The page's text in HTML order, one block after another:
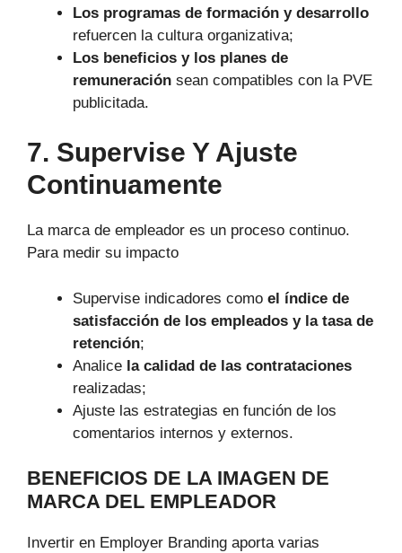
Los programas de formación y desarrollo
refuercen la cultura organizativa;
Los beneficios y los planes de
remuneración sean compatibles con la PVE
publicitada.
7. Supervise Y Ajuste
Continuamente
La marca de empleador es un proceso continuo.
Para medir su impacto
Supervise indicadores como el índice de
satisfacción de los empleados y la tasa de
retención;
Analice la calidad de las contrataciones
realizadas;
Ajuste las estrategias en función de los
comentarios internos y externos.
BENEFICIOS DE LA IMAGEN DE
MARCA DEL EMPLEADOR
Invertir en Employer Branding aporta varias